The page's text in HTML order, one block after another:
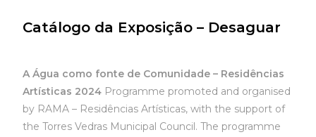
Catálogo da Exposição – Desaguar
A Água como fonte de Comunidade – Residências
Artísticas 2024 Programme promoted and organised
by RAMA – Residências Artísticas, with the support of
the Torres Vedras Municipal Council. The programme